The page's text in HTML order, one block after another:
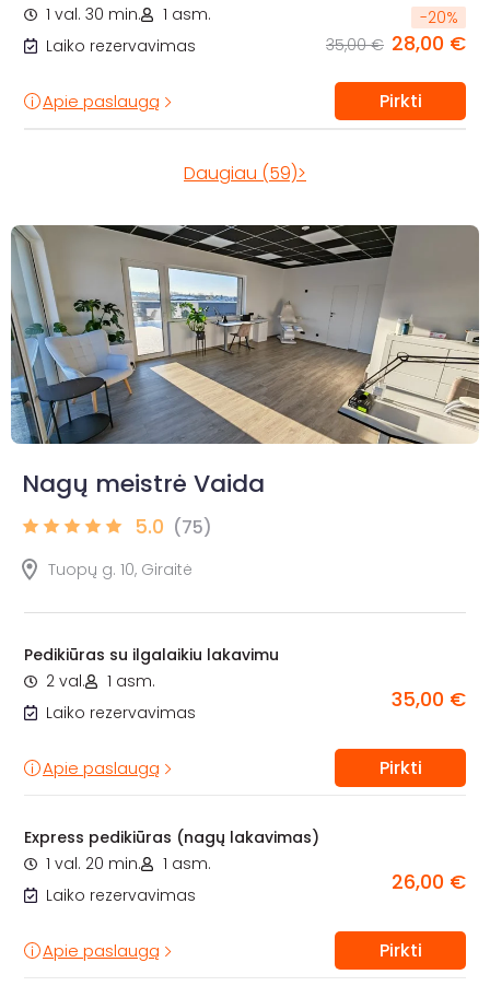
1 val. 30 min.
1 asm.
Laiko rezervavimas
-20%
35,00 € 28,00 €
Apie paslaugą Pirkti
Daugiau (59)>
Nagų meistrė Vaida
5.0 (75)
Tuopų g. 10, Giraitė
Pedikiūras su ilgalaikiu lakavimu
2 val.
1 asm.
Laiko rezervavimas
35,00 €
Apie paslaugą Pirkti
Express pedikiūras (nagų lakavimas)
1 val. 20 min.
1 asm.
Laiko rezervavimas
26,00 €
Apie paslaugą Pirkti